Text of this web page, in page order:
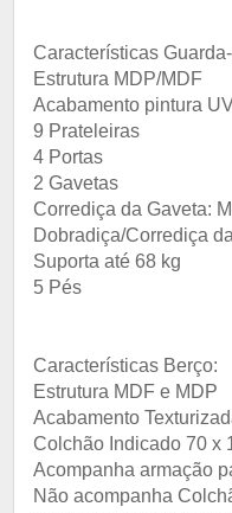
Características
Estrutura MDP/MDF
Acabamento pintura
9 Prateleiras
4 Portas
2 Gavetas
Corrediça da Gaveta:
Dobradiça/Corrediça
Suporta até 68 kg
5 Pés
Características Berço:
Estrutura MDF e MDP
Acabamento
Colchão Indicado 70 x
Acompanha armação
Não acompanha